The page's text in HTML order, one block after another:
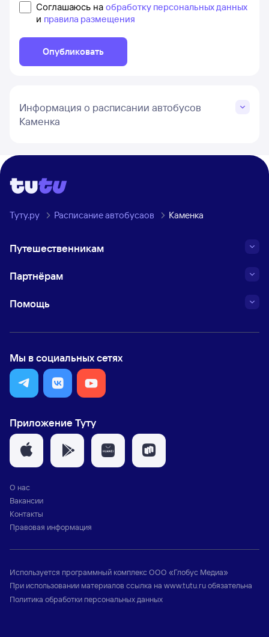
Соглашаюсь на обработку персональных данных
и правила размещения
Опубликовать
Информация о расписании автобусов
Каменка
Туту.ру Расписание автобусаов Каменка
Путешественникам
Партнёрам
Помощь
Мы в социальных сетях
Приложение Туту
О нас
Вакансии
Контакты
Правовая информация
Используется программный комплексООО «Глобус Медиа»
При использовании материалов ссылка на www.tutu.ruобязательна
Политика обработки персональных данных